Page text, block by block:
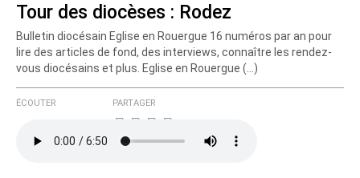
Tour des diocèses : Rodez
Bulletin diocésain Eglise en Rouergue 16 numéros par an pour
lire des articles de fond, des interviews, connaître les rendez-
vous diocésains et plus. Eglise en Rouergue (…)
ÉCOUTER PARTAGER